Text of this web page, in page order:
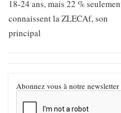
18-24 ans, mais 22 %
connaissent la ZLECAf, son
principal
Abonnez vous à notre newsletter